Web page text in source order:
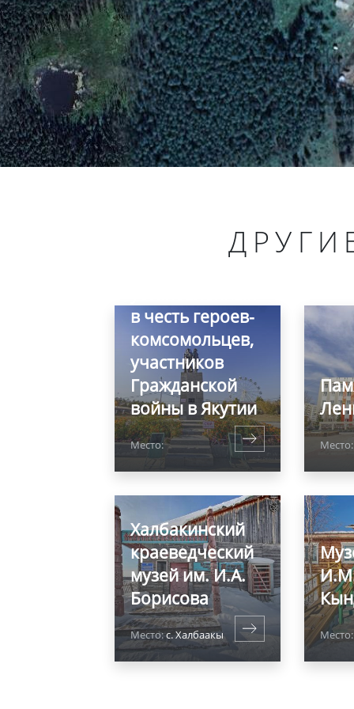
в честь героев-
комсомольцев,
участников
Гражданской
войны в Якутии
Место: Место:
Халбакинский
краеведческий
музей им. И.А.
Борисова
Место:с. Халбаакы